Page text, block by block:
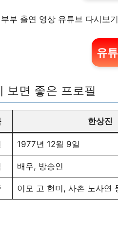
부 출연 영상 유튜브 다시보기
유
보면 좋은 프로필
한상진
1977년 12월 9일
배우, 방송인
이모 고 현미, 사촌 노사연